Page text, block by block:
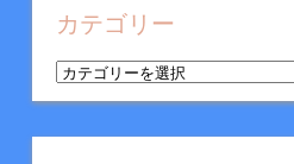
イ
カテゴリー
カ
テ
ゴ